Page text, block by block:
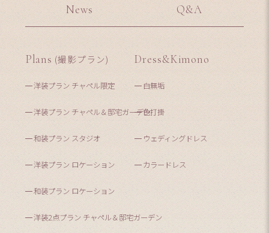
News Q&A
Plans (撮影プラン)
洋装プラン チャペル限定
洋装プラン チャペル＆邸宅ガーデン
和装プラン スタジオ
洋装プラン ロケーション
和装プラン ロケーション
洋装2点プラン チャペル＆邸宅ガーデン
Dress&Kimono
白無垢
色打掛
ウェディングドレス
カラードレス